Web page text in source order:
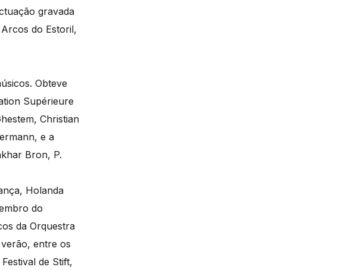
gravada
do Estoril,
Obteve
Supérieure
Christian
e a
Bron, P.
Holanda
do
da Orquestra
entre os
de Stift,